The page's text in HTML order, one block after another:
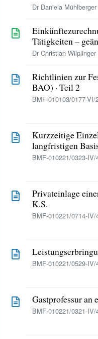
Dr Daniela
Tätigkeiten –
Dr Christian
Richtlinien zur
BAO) · Teil 2
BMF-010103/0177-
Kurzzeitige
langfristigen
BMF-010221/0323-
Privateinlage
K.S.
BMF-010221/0714-
BMF-010221/0529-
Gastprofessur an
BMF-010221/0321-